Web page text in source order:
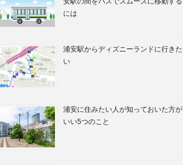
には
浦安駅からディズニーランドに行きた
い
浦安に住みたい人が知っておいた方が
いい5つのこと